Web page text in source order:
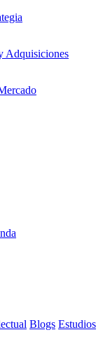
Adquisiciones
Blogs Estudios